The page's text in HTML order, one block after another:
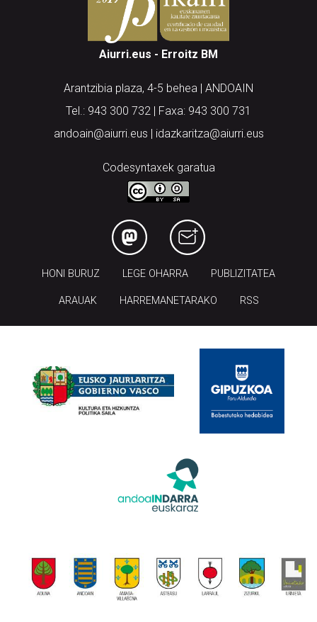
Aiurri.eus - Erroitz BM
Arantzibia plaza, 4-5 behea | ANDOAIN
Tel.: 943 300 732 | Faxa: 943 300 731
andoain@aiurri.eus | idazkaritza@aiurri.eus
Codesyntaxek garatua
HONI BURUZ LEGE OHARRA PUBLIZITATEA
ARAUAK HARREMANETARAKO RSS